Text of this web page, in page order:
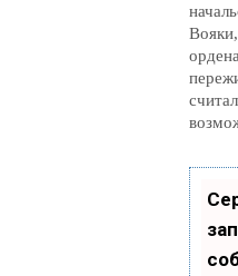
Вояки, у которых
считали все